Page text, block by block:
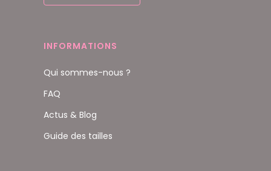
INFORMATIONS
Qui sommes-nous ?
FAQ
Actus & Blog
Guide des tailles